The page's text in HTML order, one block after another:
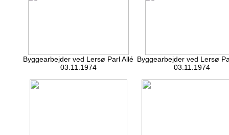
Byggearbejder ved Lersø Parl Allé
03.11.1974
Byggearbejder ved Lersø
03.11.1974